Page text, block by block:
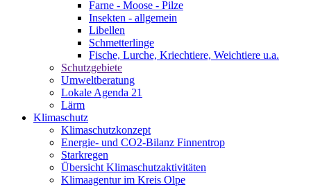
Farne - Moose - Pilze
Insekten - allgemein
Libellen
Schmetterlinge
Fische, Lurche, Kriechtiere, Weichtiere u.a.
Schutzgebiete
Umweltberatung
Lokale Agenda 21
Lärm
Klimaschutz
Klimaschutzkonzept
Energie- und CO2-Bilanz Finnentrop
Starkregen
Übersicht Klimaschutzaktivitäten
Klimaagentur im Kreis Olpe